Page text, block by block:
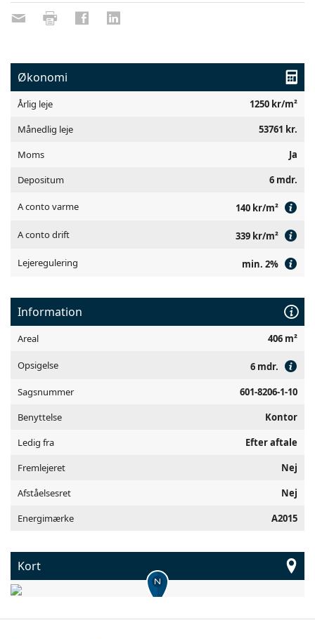
Generelle vilkår
Økonomi
Årlig leje
1250 kr/m²
Månedlig leje
53761 kr.
Moms
Ja
Depositum
6 mdr.
A conto varme 140 kr/m²
A conto drift 339 kr/m²
Lejeregulering min. 2%
Information
Areal 406 m²
Opsigelse
6 mdr.
Sagsnummer
601-8206-1-10
Benyttelse
Kontor
Ledig fra
Efter aftale
Fremlejeret
Nej
Afståelsesret
Nej
Energimærke
A2015
Kort